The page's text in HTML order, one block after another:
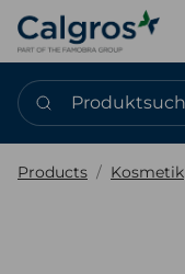
Produktsuche
Products Kosmetik